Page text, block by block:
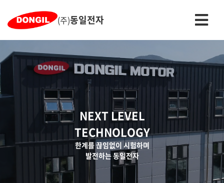
(주)동일전자
NEXT LEVEL
TECHNOLOGY
한계를 끊임없이 시험하며
발전하는 동일전자